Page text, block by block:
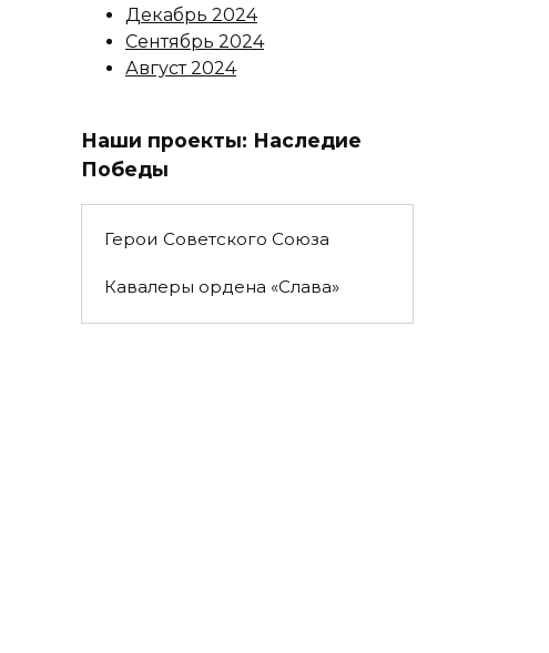
Декабрь 2024
Сентябрь 2024
Август 2024
Наши проекты: Наследие
Победы
Герои Советского Союза
Кавалеры ордена «Слава»